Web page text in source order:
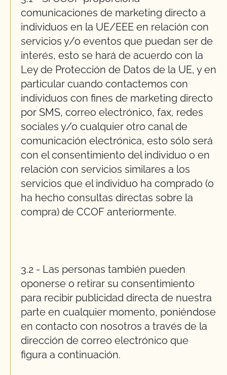
comunicaciones de marketing directo a
individuos en la UE/EEE en relación con
servicios y/o eventos que puedan ser de
interés, esto se hará de acuerdo con la
Ley de Protección de Datos de la UE, y en
particular cuando contactemos con
individuos con fines de marketing directo
por SMS, correo electrónico, fax, redes
sociales y/o cualquier otro canal de
comunicación electrónica, esto sólo será
con el consentimiento del individuo o en
relación con servicios similares a los
servicios que el individuo ha comprado (o
ha hecho consultas directas sobre la
compra) de CCOF anteriormente.
3.2 - Las personas también pueden
oponerse o retirar su consentimiento
para recibir publicidad directa de nuestra
parte en cualquier momento, poniéndose
en contacto con nosotros a través de la
dirección de correo electrónico que
figura a continuación.